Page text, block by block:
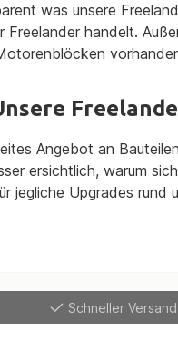
was unsere
handelt.
Angebot an
ersichtlich, warum
jegliche Upgrades
Schneller Versand